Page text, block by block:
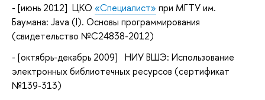
- [июнь 2012] ЦКО «Специалист» при МГТУ им.
Баумана: Java (I). Основы программирования
(свидетельство №С24838-2012)
- [октябрь-декабрь 2009] НИУ ВШЭ: Использование
электронных библиотечных ресурсов (сертификат
№139-313)